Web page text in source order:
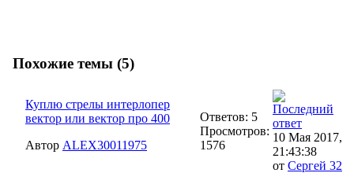
Похожие темы (5)
Куплю стрелы интерлопер
вектор или вектор про 400
Автор ALEX30011975
Ответов: 5
Просмотров:
1576
10 Мая 2017,
21:43:38
от Сергей 32